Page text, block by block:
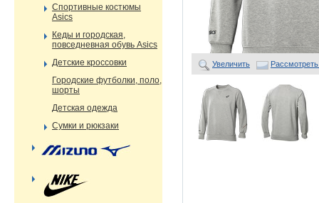
Увеличить
Спортивные костюмы
Asics
Кеды и городская,
повседневная обувь Asics
Детские кроссовки
Городские футболки, поло,
шорты
Детская одежда
Сумки и рюкзаки